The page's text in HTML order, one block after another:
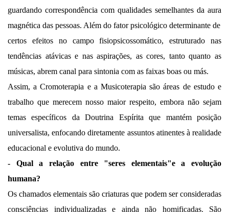
guardando correspondência com qualidades semelhantes da aura
magnética das pessoas. Além do fator psicológico determinante de
certos efeitos no campo fisiopsicossomático, estruturado nas
tendências atávicas e nas aspirações, as cores, tanto quanto as
músicas, abrem canal para sintonia com as faixas boas ou más.
Assim, a Cromoterapia e a Musicoterapia são áreas de estudo e
trabalho que merecem nosso maior respeito, embora não sejam
temas específicos da Doutrina Espírita que mantém posição
universalista, enfocando diretamente assuntos atinentes à realidade
educacional e evolutiva do mundo.
- Qual a relação entre "seres elementais"e a evolução
humana?
Os chamados elementais são criaturas que podem ser consideradas
consciências individualizadas e ainda não homificadas. São